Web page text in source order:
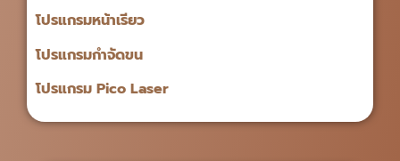
โปรแกรมหน้าเรียว
โปรแกรมกำจัดขน
โปรแกรม Pico Laser